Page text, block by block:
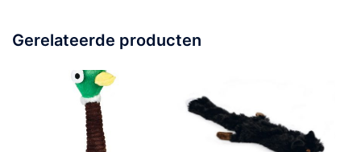
Gerelateerde producten